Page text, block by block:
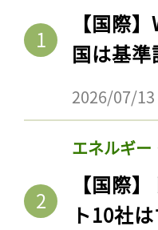
【国際
国は基
2026/07/13
エネルギー
【国際
ト10社
記